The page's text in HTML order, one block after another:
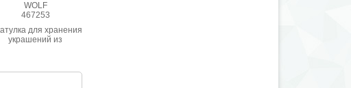
WOLF
467253
для хранения
украшений из